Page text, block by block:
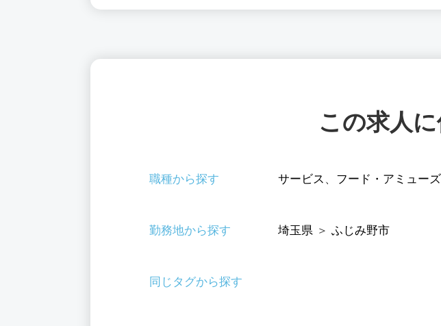
この求人
職種から探す サービス 、 フード・アミュー
勤務地から探す 埼玉県 ＞ ふじみ野市
同じタグから探す